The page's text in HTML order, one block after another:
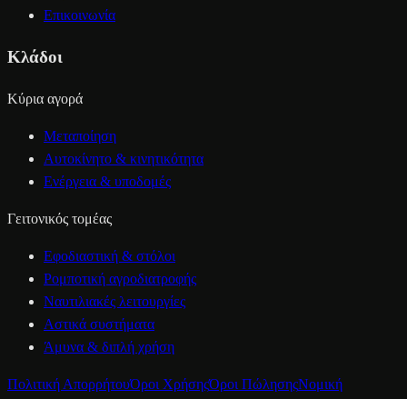
Επικοινωνία
Κλάδοι
Κύρια αγορά
Μεταποίηση
Αυτοκίνητο & κινητικότητα
Ενέργεια & υποδομές
Γειτονικός τομέας
Εφοδιαστική & στόλοι
Ρομποτική αγροδιατροφής
Ναυτιλιακές λειτουργίες
Αστικά συστήματα
Άμυνα & διπλή χρήση
Πολιτική ΑπορρήτουΌροι ΧρήσηςΌροι ΠώλησηςΝομική